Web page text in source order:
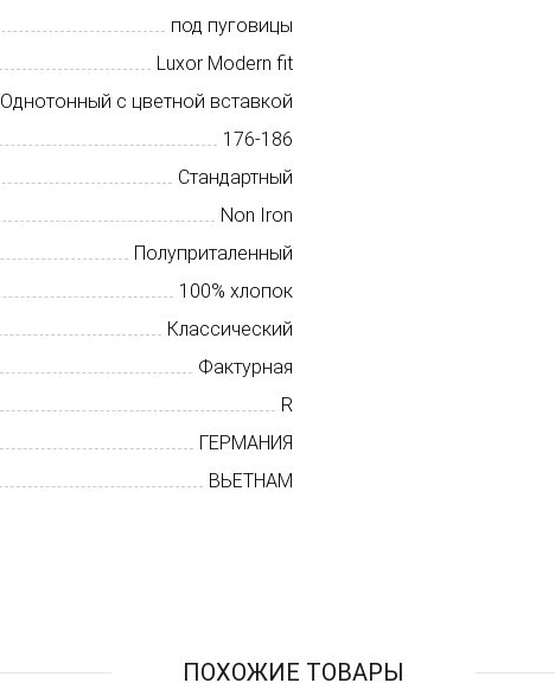
под пуговицы
Luxor Modern fit
Однотонный с цветной вставкой
176-186
Стандартный
Non Iron
Полуприталенный
100% хлопок
Классический
Фактурная
R
ГЕРМАНИЯ
ВЬЕТНАМ
ПОХОЖИЕ ТОВАРЫ